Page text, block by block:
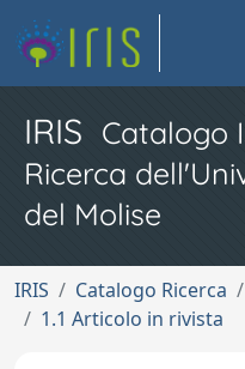
IRIS Catalogo
Ricerca
del Molise
IRIS Catalogo Ricerca
1.1 Articolo in rivista